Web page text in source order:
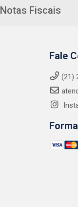
Notas Fiscais
Fale
(21)